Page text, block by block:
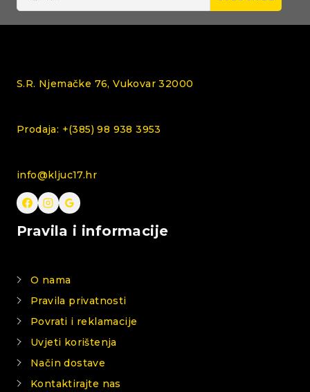
S.R. Njemačke 76, Vukovar 32000
Prodaja: +(385) 98 938 3953
info@kljuc17.hr
Pravila i informacije
O nama
Pravila privatnosti
Povrati i reklamacije
Uvjeti korištenja
Način dostave
Kontaktirajte nas